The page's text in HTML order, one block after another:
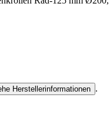
Herstellerinformationen .